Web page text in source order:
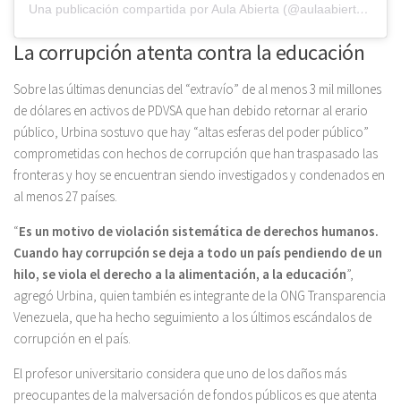
Una publicación compartida por Aula Abierta (@aulaabiertave)
La corrupción atenta contra la educación
Sobre las últimas denuncias del “extravío” de al menos 3 mil millones
de dólares en activos de PDVSA que han debido retornar al erario
público, Urbina sostuvo que hay “altas esferas del poder público”
comprometidas con hechos de corrupción que han traspasado las
fronteras y hoy se encuentran siendo investigados y condenados en
al menos 27 países.
“Es un motivo de violación sistemática de derechos humanos.
Cuando hay corrupción se deja a todo un país pendiendo de un
hilo, se viola el derecho a la alimentación, a la educación”,
agregó Urbina, quien también es integrante de la ONG Transparencia
Venezuela, que ha hecho seguimiento a los últimos escándalos de
corrupción en el país.
El profesor universitario considera que uno de los daños más
preocupantes de la malversación de fondos públicos es que atenta